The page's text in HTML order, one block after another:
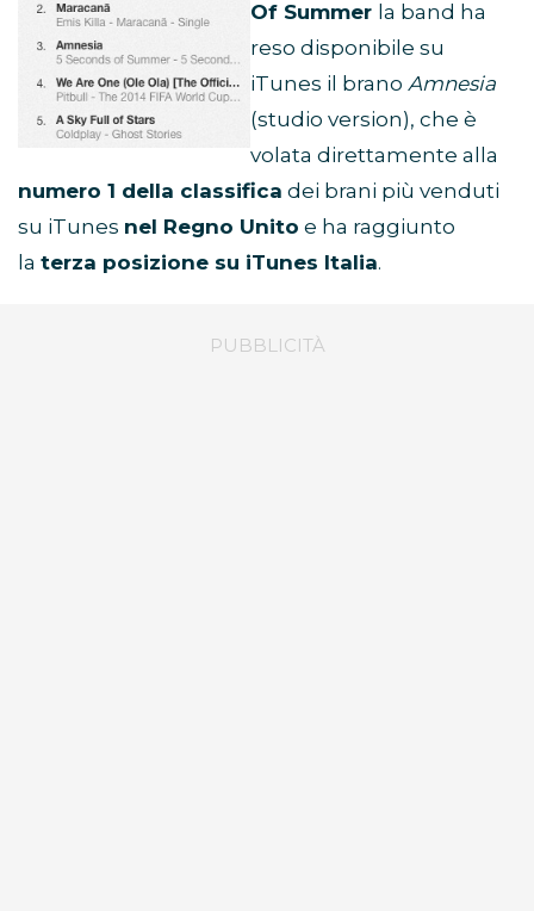
Of Summer la band ha
reso disponibile su
iTunes il brano Amnesia
(studio version), che è
volata direttamente alla
numero 1 della classifica dei brani più venduti
su iTunes nel Regno Unito e ha raggiunto
la terza posizione su iTunes Italia.